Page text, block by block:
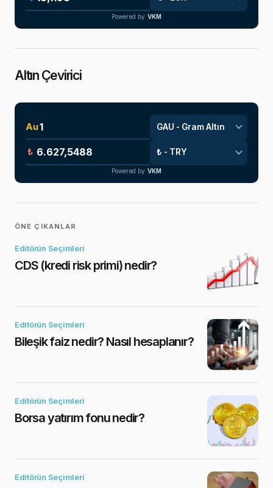
Powered by VKM
Altın Çevirici
Au
₺
Powered by VKM
ÖNE ÇIKANLAR
Editörün Seçimleri
CDS (kredi risk primi) nedir?
Editörün Seçimleri
Bileşik faiz nedir? Nasıl hesaplanır?
Editörün Seçimleri
Borsa yatırım fonu nedir?
Editörün Seçimleri